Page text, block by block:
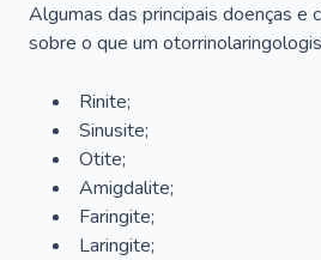
Algumas das principais doenças e
sobre o que um
Rinite;
Sinusite;
Otite;
Amigdalite;
Faringite;
Laringite;